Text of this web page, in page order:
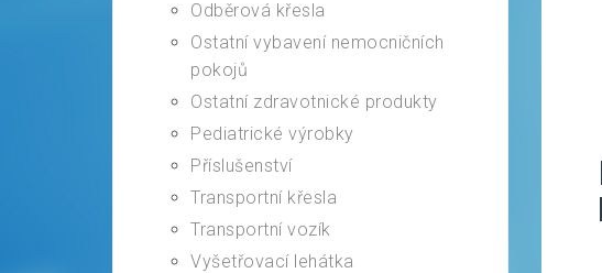
Odběrová křesla
Ostatní vybavení nemocničních
pokojů
Ostatní zdravotnické produkty
Pediatrické výrobky
Příslušenství
Transportní křesla
Transportní vozík
Vyšetřovací lehátka